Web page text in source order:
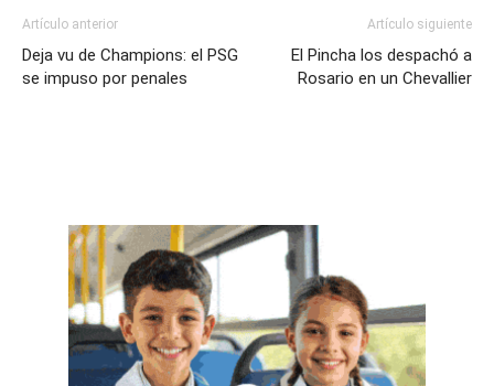
Artículo anterior
Deja vu de Champions: el PSG
se impuso por penales
Artículo siguiente
El Pincha los despachó a
Rosario en un Chevallier